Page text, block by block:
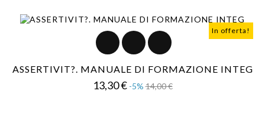
In offerta!
ASSERTIVIT?. MANUALE DI FORMAZIONE INTEG
13,30 € Prezzo
-5% 14,00 €Prezzo